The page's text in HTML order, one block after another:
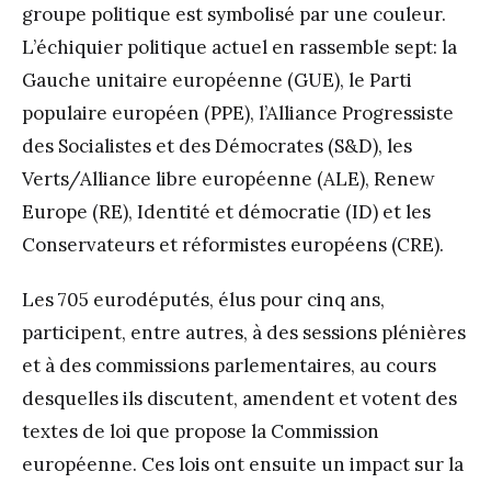
groupe politique est symbolisé par une couleur.
L’échiquier politique actuel en rassemble sept: la
Gauche unitaire européenne (GUE), le Parti
populaire européen (PPE), l’Alliance Progressiste
des Socialistes et des Démocrates (S&D), les
Verts/Alliance libre européenne (ALE), Renew
Europe (RE), Identité et démocratie (ID) et les
Conservateurs et réformistes européens (CRE).
Les 705 eurodéputés, élus pour cinq ans,
participent, entre autres, à des sessions plénières
et à des commissions parlementaires, au cours
desquelles ils discutent, amendent et votent des
textes de loi que propose la Commission
européenne. Ces lois ont ensuite un impact sur la